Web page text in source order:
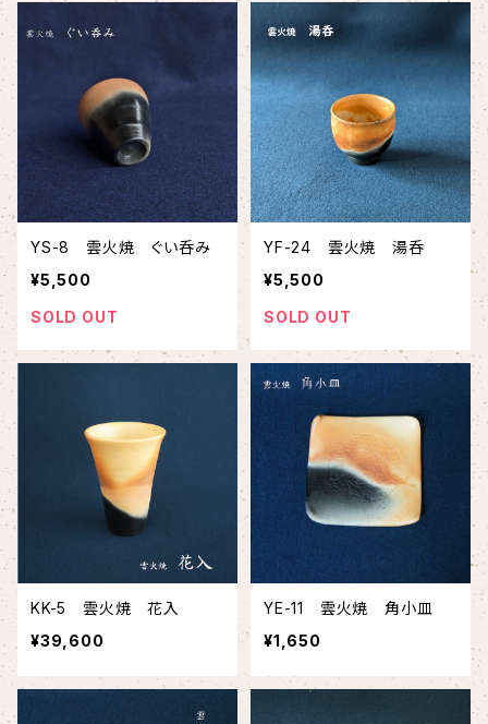
YS-8 雲火焼 ぐい呑み
¥5,500
SOLD OUT
YF-24 雲火焼 湯呑
¥5,500
SOLD OUT
KK-5 雲火焼 花入
¥39,600
YE-11 雲火焼 角小皿
¥1,650